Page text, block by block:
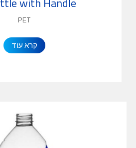
PET
קרא עוד